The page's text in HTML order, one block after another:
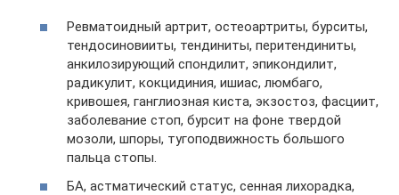
Ревматоидный артрит, остеоартриты, бурситы,
тендосиновииты, тендиниты, перитендиниты,
анкилозирующий спондилит, эпикондилит,
радикулит, кокцидиния, ишиас, люмбаго,
кривошея, ганглиозная киста, экзостоз, фасциит,
заболевание стоп, бурсит на фоне твердой
мозоли, шпоры, тугоподвижность большого
пальца стопы.
БА, астматический статус, сенная лихорадка,